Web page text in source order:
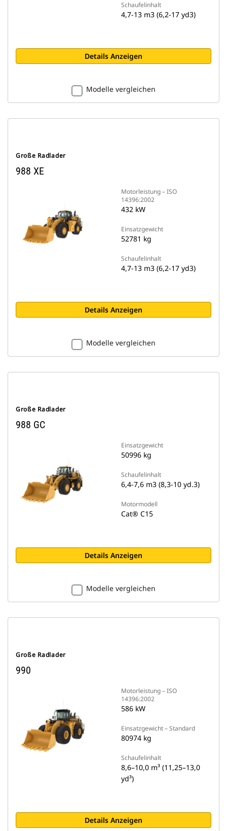
Schaufelinhalt
4,7-13 m3 (6,2-17 yd3)
Details Anzeigen
Modelle vergleichen
Große Radlader
988 XE
Motorleistung – ISO
14396:2002
432 kW
Einsatzgewicht
52781 kg
Schaufelinhalt
4,7-13 m3 (6,2-17 yd3)
Details Anzeigen
Modelle vergleichen
Große Radlader
988 GC
Einsatzgewicht
50996 kg
Schaufelinhalt
6,4-7,6 m3 (8,3-10 yd.3)
Motormodell
Cat® C15
Details Anzeigen
Modelle vergleichen
Große Radlader
990
Motorleistung – ISO
14396:2002
586 kW
Einsatzgewicht – Standard
80974 kg
Schaufelinhalt
8,6–10,0 m³ (11,25–13,0
yd³)
Details Anzeigen